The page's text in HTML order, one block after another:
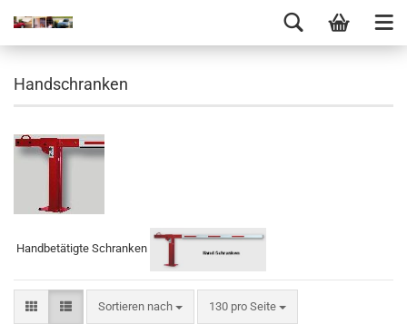
Handschranken
Handbetätigte Schranken
Sortieren nach 130 pro Seite